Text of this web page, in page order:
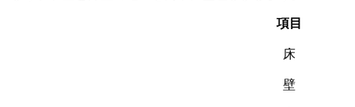
項目
床
壁